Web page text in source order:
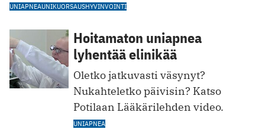
UNIAPNEAUNIKUORSAUSHYVINVOINTI
Hoitamaton uniapnea
lyhentää elinikää
Oletko jatkuvasti väsynyt?
Nukahteletko päivisin? Katso
Potilaan Lääkärilehden video.
UNIAPNEA